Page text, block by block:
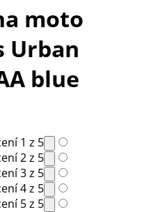
moto
Urban
blue
1 z 5
2 z 5
3 z 5
4 z 5
5 z 5